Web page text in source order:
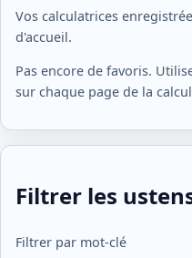
Vos calculatrices
d'accueil.
Pas encore de favoris.
sur chaque page de la
Filtrer les
Filtrer par mot-clé